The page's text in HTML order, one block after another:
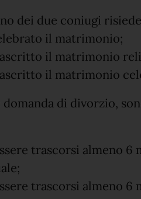
dei due coniugi
il matrimonio;
il matrimonio
il matrimonio
di divorzio,
trascorsi almeno 6
trascorsi almeno 6